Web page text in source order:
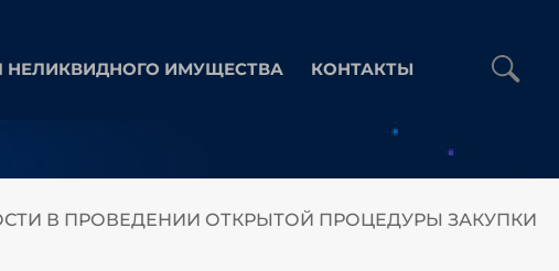
НЕЛИКВИДНОГО ИМУЩЕСТВА КОНТАКТЫ
В ПРОВЕДЕНИИ ОТКРЫТОЙ ПРОЦЕДУРЫ ЗАКУПКИ